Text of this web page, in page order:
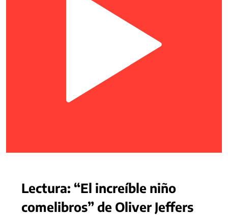
Lectura: “El increíble niño
comelibros” de Oliver Jeffers